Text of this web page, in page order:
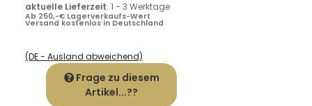
aktuelle Lieferzeit: 1 - 3 Werktage
Ab 250,-€ Lagerverkaufs-Wert
Versand kostenlos in Deutschland
(DE - Ausland abweichend)
Frage zu diesem
Artikel...??